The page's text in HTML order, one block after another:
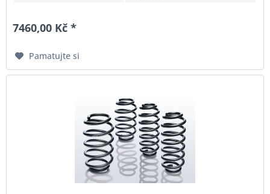
7460,00 Kč *
Pamatujte si